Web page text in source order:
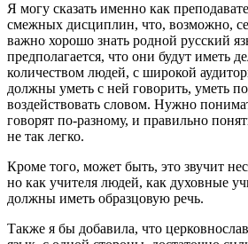
Я могу сказать именно как
смежных дисциплин, что, возможно,
важно хорошо знать родной русский
предполагается, что они будут иметь
количеством людей, с широкой
должны уметь с ней говорить, уметь
воздействовать словом. Нужно
говорят по-разному, и правильно
не так легко.
Кроме того, может быть, это звучит
но как учителя людей, как духовные
должны иметь образцовую речь.
Также я бы добавила, что